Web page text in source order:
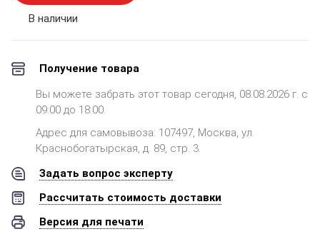
В наличии
Получение товара
Вы можете забрать этот товар сегодня, 08.08.2026 г. с
09:00 до 18:00.
Адрес для самовывоза: 107497, Москва, ул.
Краснобогатырская, д. 89, стр. 3.
Задать вопрос эксперту
Рассчитать стоимость доставки
Версия для печати